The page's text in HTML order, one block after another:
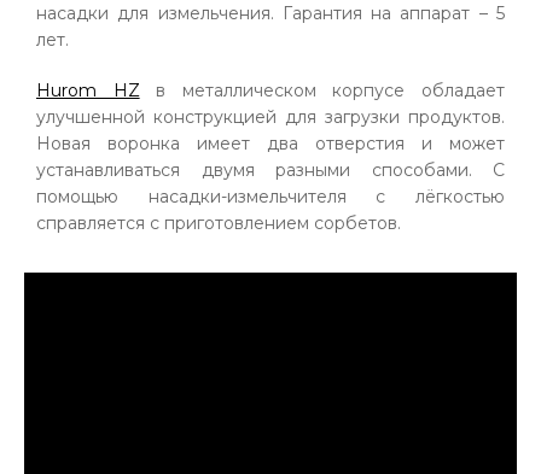
насадки для измельчения. Гарантия на аппарат – 5
лет.
Hurom HZв металлическом корпусе обладает
улучшенной конструкцией для загрузки продуктов.
Новая воронка имеет два отверстия и может
устанавливаться двумя разными способами. С
помощью насадки-измельчителя с лёгкостью
справляется с приготовлением сорбетов.